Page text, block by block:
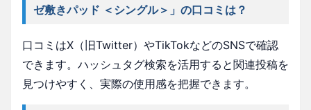
ゼ敷きパッド ＜シングル＞」の口コミは？
口コミはX（旧Twitter）やTikTokなどのSNSで確認
できます。ハッシュタグ検索を活用すると関連投稿を
見つけやすく、実際の使用感を把握できます。